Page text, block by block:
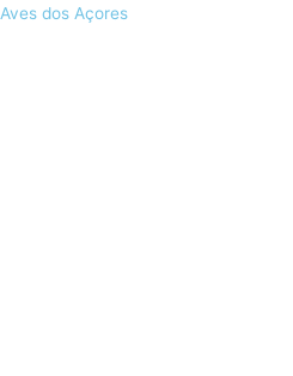
Skip
Aves dos Açores